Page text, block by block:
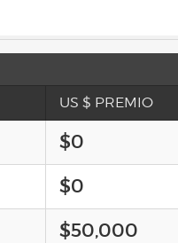
US $ PREMIO
$0
$0
$50,000